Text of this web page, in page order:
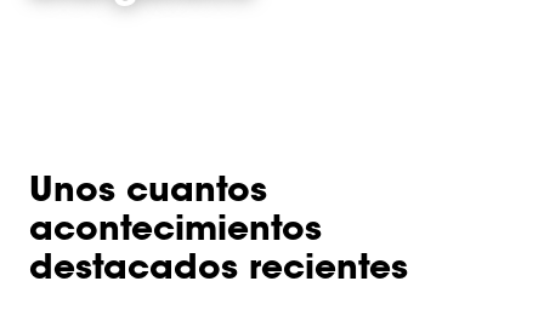
Unos cuantos
acontecimientos
destacados recientes